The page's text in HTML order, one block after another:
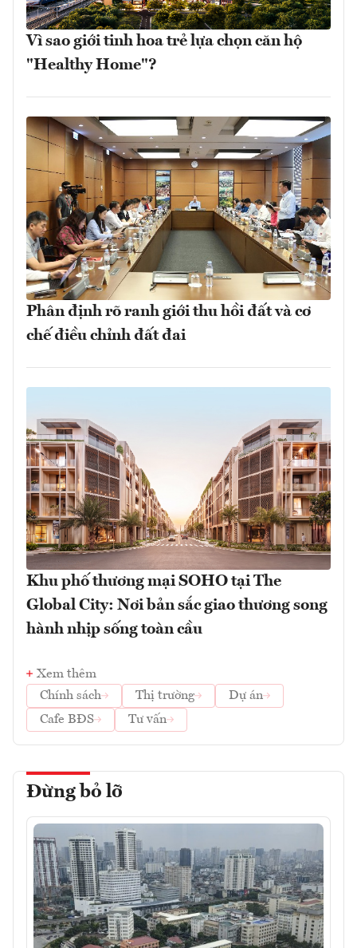
Vì sao giới tinh hoa trẻ lựa chọn căn hộ
"Healthy Home"?
Phân định rõ ranh giới thu hồi đất và cơ
chế điều chỉnh đất đai
Khu phố thương mại SOHO tại The
Global City: Nơi bản sắc giao thương song
hành nhịp sống toàn cầu
Xem thêm
Chính sách
Thị trường
Dự án
Cafe BĐS
Tư vấn
Đừng bỏ lỡ